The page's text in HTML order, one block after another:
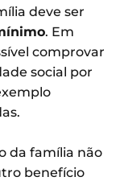
deve ser
. Em
comprovar
social por
da família não
benefício